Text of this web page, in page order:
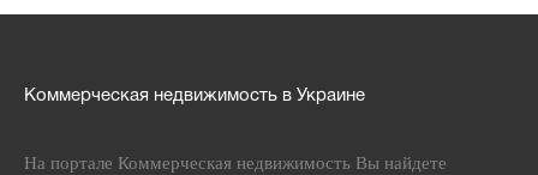
Коммерческая недвижимость в Украине
На портале Коммерческая недвижимость Вы найдете